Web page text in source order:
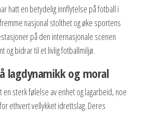
hatt en betydelig innflytelse på fotball i
nasjonal stolthet og øke sportens
på den internasjonale scenen
og bidrar til et livlig fotballmiljø.
lagdynamikk og moral
en sterk følelse av enhet og lagarbeid, noe
ethvert vellykket idrettslag. Deres